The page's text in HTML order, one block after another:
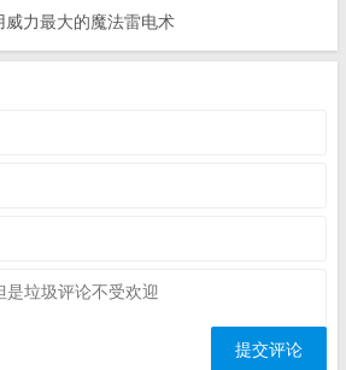
力最大的魔法雷电术